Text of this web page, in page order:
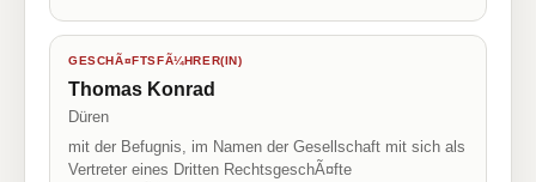
GESCHÃ¤FTSFÃ¼HRER(IN)
Thomas Konrad
Düren
mit der Befugnis, im Namen der Gesellschaft mit sich als
Vertreter eines Dritten RechtsgeschÃ¤fte